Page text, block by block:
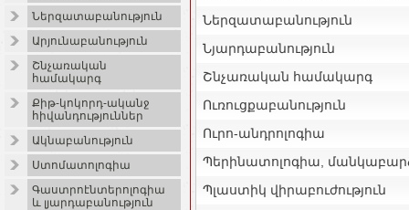
Ներզատաբանություն
Արյունաբանություն
Շնչառական
համակարգ
Քիթ-կոկորդ-ականջ
հիվանդություններ
Ակնաբանություն
Ստոմատոլոգիա
Գաստրոէնտերոլոգիա
և լյարդաբանություն
Ներզատաբանություն
Նյարդաբանություն
Շնչառական համակարգ
Ուռուցքաբանություն
Ուրո-անդրոլոգիա
Պերինատոլոգիա,
Պլաստիկ վիրաբուժություն